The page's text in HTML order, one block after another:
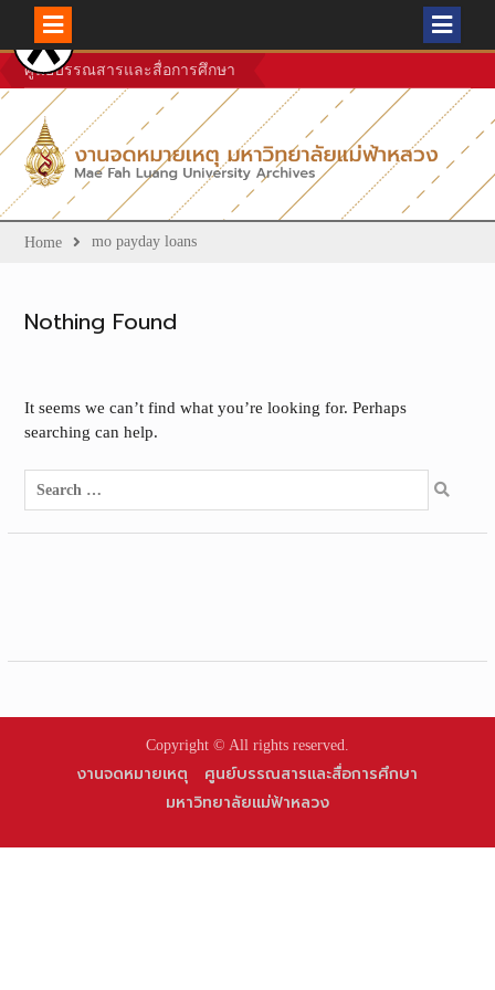
Skip
to
content
ศูนย์บรรณสารและสื่อการศึกษา
Home mo payday loans
Nothing Found
It seems we can’t find what you’re looking for. Perhaps
searching can help.
Search
for:
Copyright © All rights reserved.
งานจดหมายเหตุ
ศูนย์บรรณสารและสื่อการศึกษา
มหาวิทยาลัยแม่ฟ้าหลวง